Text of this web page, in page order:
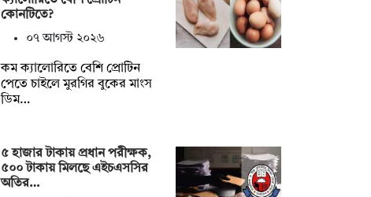
কোনটিতে?
০৭ আগস্ট ২০২৬
কম ক্যালোরিতে বেশি প্রোটিন
পেতে চাইলে মুরগির বুকের মাংস
ডিম…
৫ হাজার টাকায় প্রধান পরীক্ষক,
৫০০ টাকায় মিলছে এইচএসসির
অতির…